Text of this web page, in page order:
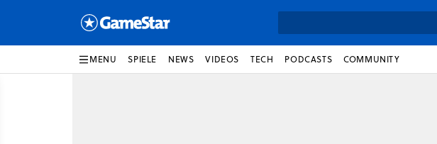
MENU SPIELE NEWS VIDEOS TECH PODCASTS COMMUNITY